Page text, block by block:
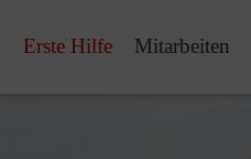
Erste Hilfe Mitarbeiten